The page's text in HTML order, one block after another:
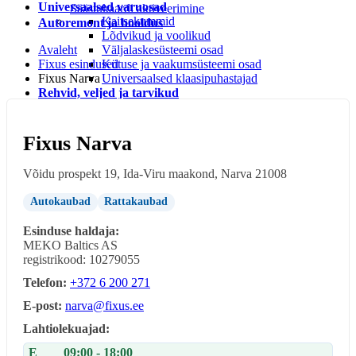
Universaalsed varuosad
Kaitsekummid
Lõdvikud ja voolikud
Väljalaskesüsteemi osad
Kütuse ja vaakumsüsteemi osad
Universaalsed klaasipuhastajad
Rehvid, veljed ja tarvikud
LEIUNURK
Leiunurk autotarvikud
Leiunurk autokeemia ja õlid
Leiunurk aia ja kodukaubad
Säästukaardi aktiveerimine
Autoremont ja hooldus
Avaleht
Fixus esindused
Fixus Narva
Fixus Narva
Võidu prospekt 19, Ida-Viru maakond, Narva 21008
Autokaubad Rattakaubad
Esinduse haldaja:
MEKO Baltics AS
registrikood: 10279055
Telefon: +372 6 200 271
E-post: narva@fixus.ee
Lahtiolekuajad:
E
09:00 - 18:00